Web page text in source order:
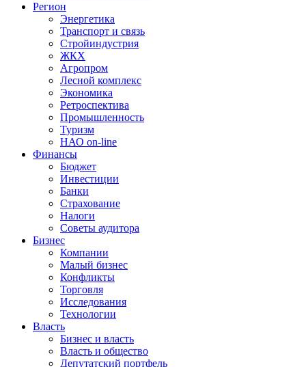
Регион
Энергетика
Транспорт и связь
Стройиндустрия
ЖКХ
Агропром
Лесной комплекс
Экономика
Ретроспектива
Промышленность
Туризм
НАО on-line
Финансы
Бюджет
Инвестиции
Банки
Страхование
Налоги
Советы аудитора
Бизнес
Компании
Малый бизнес
Конфликты
Торговля
Исследования
Технологии
Власть
Бизнес и власть
Власть и общество
Депутатский портфель